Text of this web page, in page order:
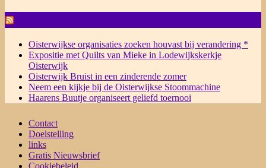
Oisterwijkse organisaties zoeken houvast bij verandering *
Expositie met Quilts van Mieke in Lodewijkskerkje
Oisterwijk
Oisterwijk Bruist in een zinderende zomer
Neem een kijkje bij de Oisterwijkse Stoommachine
Haarens Buutje organiseert geliefd toernooi
Contact
Doelstelling
links
Gratis Nieuwsbrief
Cookiebeleid